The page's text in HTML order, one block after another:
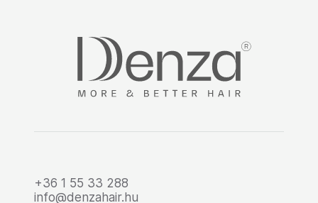
+36 1 55 33 288
info@denzahair.hu